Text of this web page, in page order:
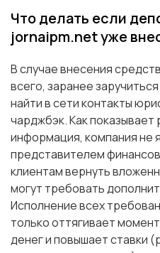
Что делать если
jornaipm.net уже
В случае внесения
всего, заранее
найти в сети контакты
чарджбэк. Как
информация, компания не
представителем
клиентам вернуть
могут требовать
Исполнение всех
только оттягивает
денег и повышает ставки